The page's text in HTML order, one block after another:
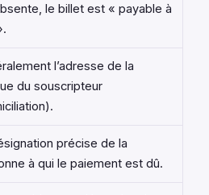
le billet est « payable à
l’adresse de la
du souscripteur
précise de la
à qui le paiement est dû.